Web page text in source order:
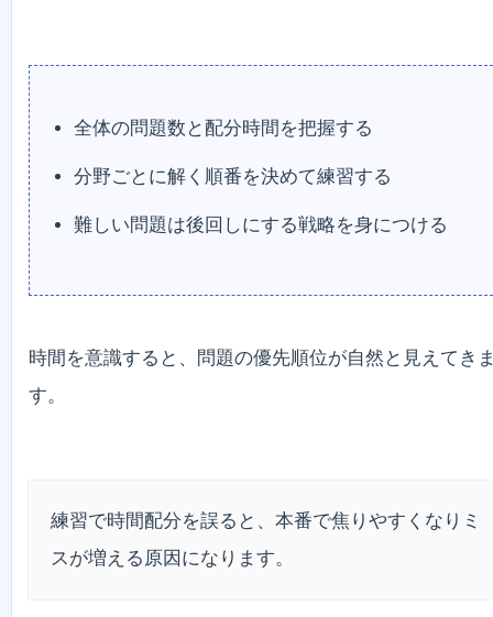
全体の問題数と配分時間を把握する
分野ごとに解く順番を決めて練習する
難しい問題は後回しにする戦略を身につける
時間を意識すると、問題の優先順位が自然と見えてき
す。
練習で時間配分を誤ると、本番で焦りやすくなりミ
スが増える原因になります。